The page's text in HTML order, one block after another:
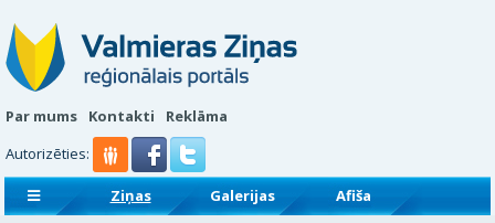
Par mums Kontakti
Reklāma
Autorizēties:
Ziņas Galerijas
Afiša